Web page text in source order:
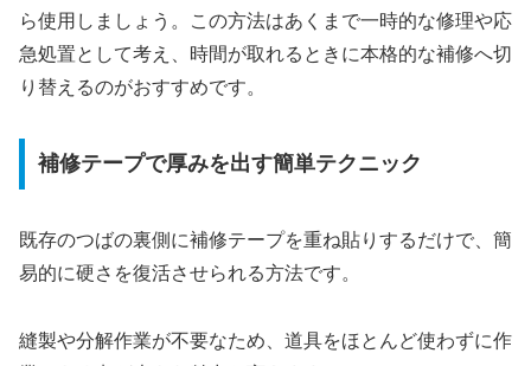
ら使用しましょう。この方法はあくまで一時的な修理や応
急処置として考え、時間が取れるときに本格的な補修へ切
り替えるのがおすすめです。
補修テープで厚みを出す簡単テクニック
既存のつばの裏側に補修テープを重ね貼りするだけで、簡
易的に硬さを復活させられる方法です。
縫製や分解作業が不要なため、道具をほとんど使わずに作